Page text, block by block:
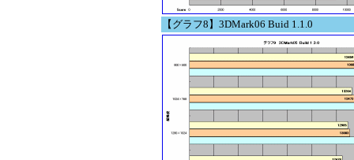
【グラフ8】3DMark06 Buid 1.1.0